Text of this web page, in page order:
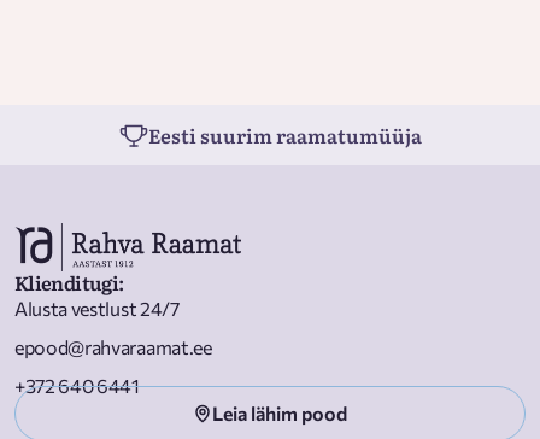
Eesti suurim raamatumüüja
Klienditugi:
Alusta vestlust 24/7
epood@rahvaraamat.ee
+372 640 6441
Leia lähim pood